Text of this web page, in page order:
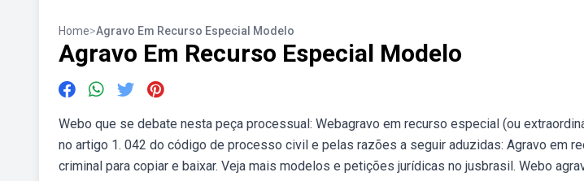
Home>Agravo Em Recurso Especial Modelo
Agravo Em Recurso Especial Modelo
Webo que se debate nesta peça processual: Webagravo em recurso especial (ou
no artigo 1. 042 do código de processo civil e pelas razões a seguir aduzidas: Agravo em
criminal para copiar e baixar. Veja mais modelos e petições jurídicas no jusbrasil. Webo